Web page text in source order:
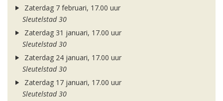
Zaterdag 7 februari, 17.00 uur
Sleutelstad 30
Zaterdag 31 januari, 17.00 uur
Sleutelstad 30
Zaterdag 24 januari, 17.00 uur
Sleutelstad 30
Zaterdag 17 januari, 17.00 uur
Sleutelstad 30